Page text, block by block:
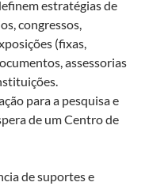
estratégias de
congressos,
(fixas,
assessorias
para a pesquisa e
de um Centro de
de suportes e